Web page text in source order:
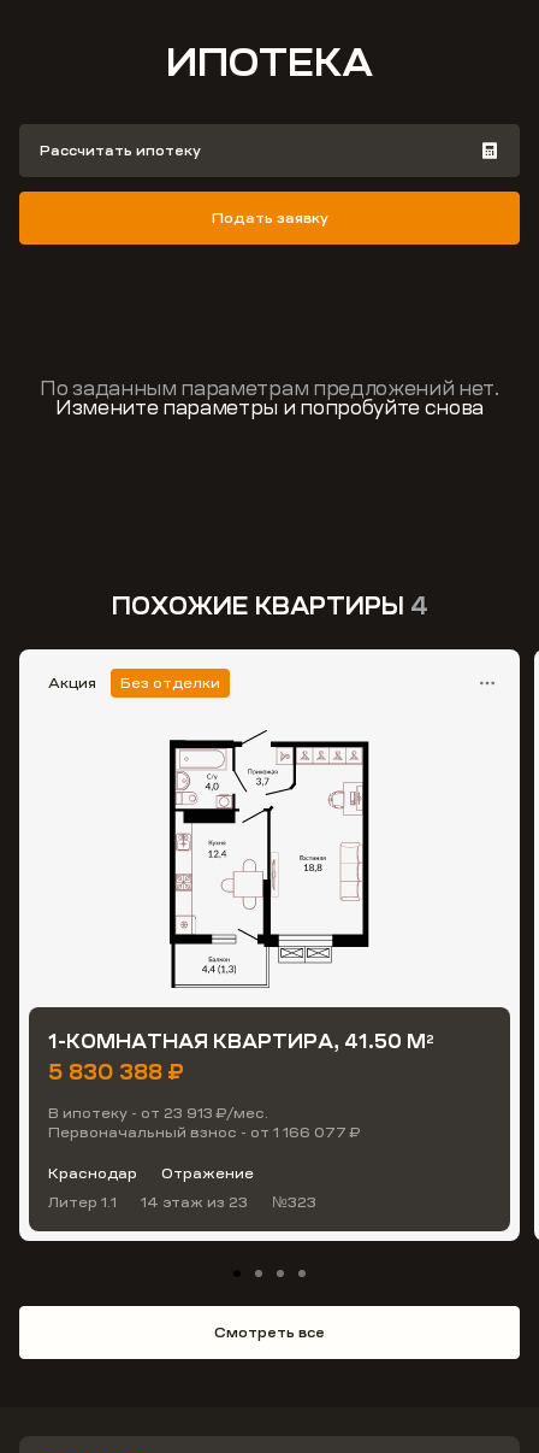
ИПОТЕКА
Подать заявку
Рассчитать ипотеку
По заданным параметрам предложений нет.
Измените параметры и попробуйте снова
ПОХОЖИЕ КВАРТИРЫ 4
Акция Без отделки
1-КОМНАТНАЯ КВАРТИРА, 41.50 М2
5 830 388 ₽
В ипотеку - от 23 913 ₽/мес.
Первоначальный взнос - от 1 166 077 ₽
Краснодар
Отражение
Литер 1.1
14 этаж из 23 №323
Смотреть все